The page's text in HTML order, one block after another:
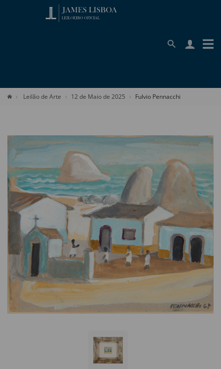
Leilão de Arte 12 de Maio de 2025 Fulvio Pennacchi